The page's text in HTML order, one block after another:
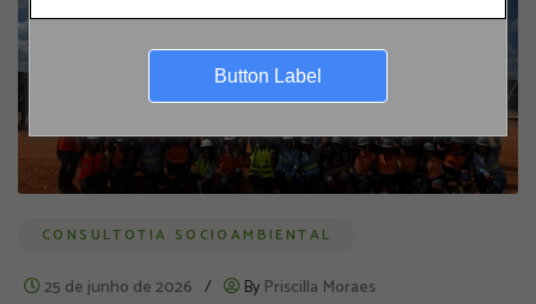
Button Label
CONSULTOTIA SOCIOAMBIENTAL
25 de junho de 2026 / By Priscilla Moraes